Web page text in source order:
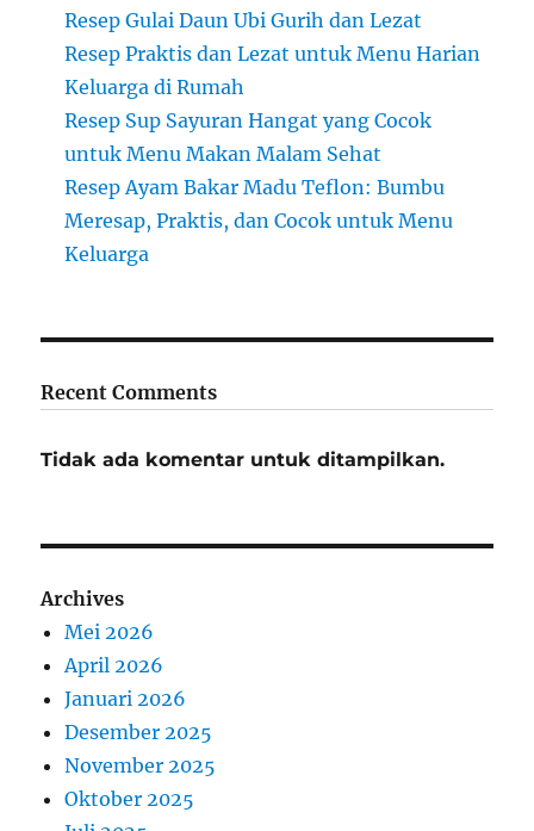
Resep Gulai Daun Ubi Gurih dan Lezat
Resep Praktis dan Lezat untuk Menu Harian
Keluarga di Rumah
Resep Sup Sayuran Hangat yang Cocok
untuk Menu Makan Malam Sehat
Resep Ayam Bakar Madu Teflon: Bumbu
Meresap, Praktis, dan Cocok untuk Menu
Keluarga
Recent Comments
Tidak ada komentar untuk ditampilkan.
Archives
Mei 2026
April 2026
Januari 2026
Desember 2025
November 2025
Oktober 2025